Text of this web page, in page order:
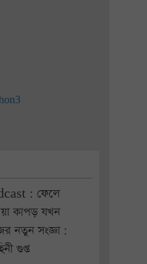
: ফেলে
কাপড় যখন
নতুন সংজ্ঞা :
গুপ্ত